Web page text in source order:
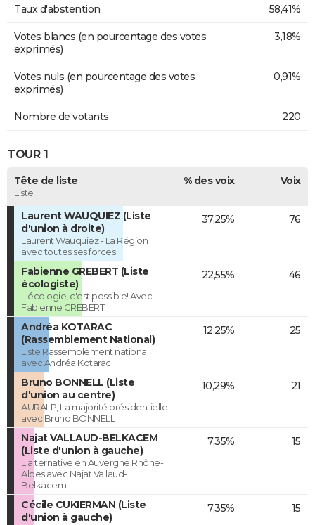
Taux d'abstention 58,41%
Votes blancs (en pourcentage des votes
exprimés)
3,18%
Votes nuls (en pourcentage des votes
exprimés)
0,91%
Nombre de votants 220
TOUR 1
Tête de liste
Liste
% des voix Voix
Laurent WAUQUIEZ (Liste
d'union à droite)
Laurent Wauquiez - La Région
avec toutes ses forces
37,25% 76
Fabienne GREBERT (Liste
écologiste)
L'écologie, c'est possible! Avec
Fabienne GREBERT
22,55% 46
Andréa KOTARAC
(Rassemblement National)
Liste Rassemblement national
avec Andréa Kotarac
12,25% 25
Bruno BONNELL (Liste
d'union au centre)
AURALP, La majorité présidentielle
avec Bruno BONNELL
10,29% 21
Najat VALLAUD-BELKACEM
(Liste d'union à gauche)
L'alternative en Auvergne Rhône-
Alpes avec Najat Vallaud-
Belkacem
7,35% 15
Cécile CUKIERMAN (Liste
d'union à gauche)
7,35% 15